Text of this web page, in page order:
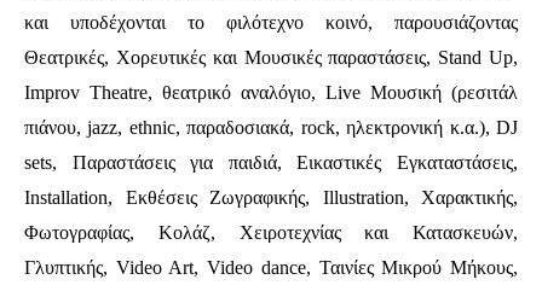
και υποδέχονται το φιλότεχνο κοινό, παρουσιάζοντας
Θεατρικές, Χορευτικές και Μουσικές παραστάσεις, Stand Up,
Improv Theatre, θεατρικό αναλόγιο, Live Μουσική (ρεσιτάλ
πιάνου, jazz, ethnic, παραδοσιακά, rock, ηλεκτρονική κ.α.), DJ
sets, Παραστάσεις για παιδιά, Εικαστικές Εγκαταστάσεις,
Installation, Εκθέσεις Ζωγραφικής, Illustration, Χαρακτικής,
Φωτογραφίας, Κολάζ, Χειροτεχνίας και Κατασκευών,
Γλυπτικής, Video Art, Video dance, Ταινίες Μικρού Μήκους,